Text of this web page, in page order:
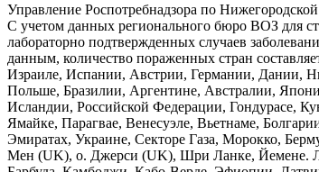
Управление Роспотребнадзора по
С учетом данных регионального бюро ВОЗ для
лабораторно подтвержденных случаев
данным, количество пораженных стран
Израиле, Испании, Австрии, Германии, Дании,
Польше, Бразилии, Аргентине, Австралии,
Исландии, Российской Федерации, Гондурасе,
Ямайке, Парагвае, Венесуэле, Вьетнаме,
Эмиратах, Украине, Секторе Газа, Морокко,
Мен (UK), о. Джерси (UK), Шри Ланке, Йемене.